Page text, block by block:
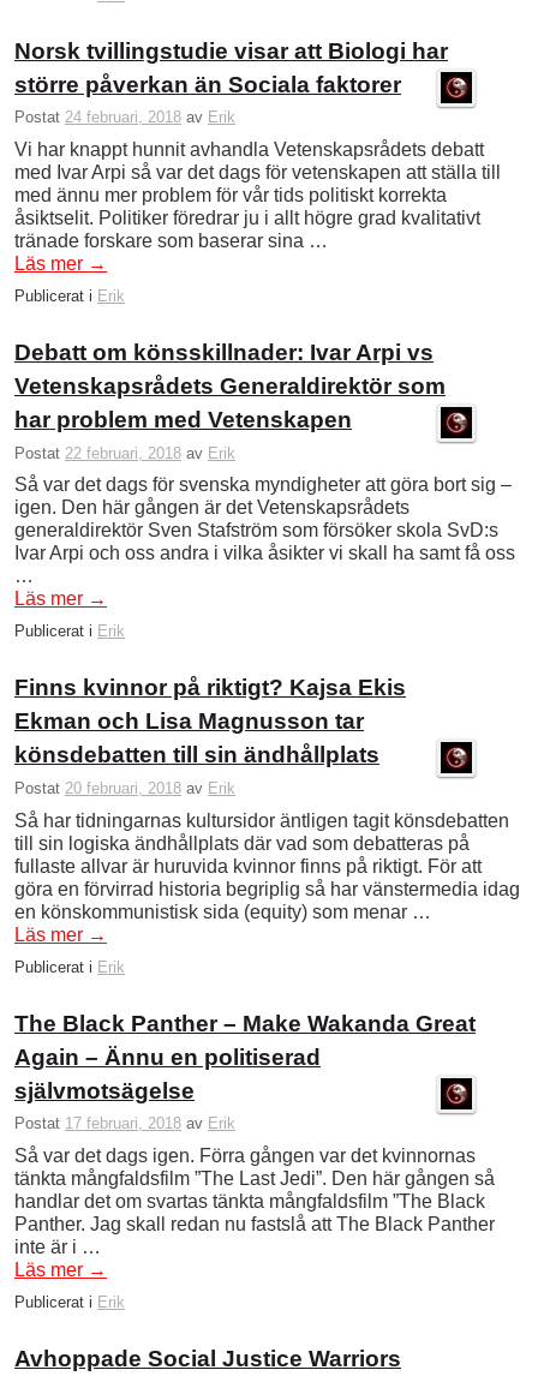
Norsk tvillingstudie visar att Biologi har
större påverkan än Sociala faktorer
Postat 24 februari, 2018 av Erik
Vi har knappt hunnit avhandla Vetenskapsrådets debatt
med Ivar Arpi så var det dags för vetenskapen att ställa till
med ännu mer problem för vår tids politiskt korrekta
åsiktselit. Politiker föredrar ju i allt högre grad kvalitativt
tränade forskare som baserar sina …
Läs mer →
Publicerat i Erik
Debatt om könsskillnader: Ivar Arpi vs
Vetenskapsrådets Generaldirektör som
har problem med Vetenskapen
Postat 22 februari, 2018 av Erik
Så var det dags för svenska myndigheter att göra bort sig –
igen. Den här gången är det Vetenskapsrådets
generaldirektör Sven Stafström som försöker skola SvD:s
Ivar Arpi och oss andra i vilka åsikter vi skall ha samt få oss
…
Läs mer →
Publicerat i Erik
Finns kvinnor på riktigt? Kajsa Ekis
Ekman och Lisa Magnusson tar
könsdebatten till sin ändhållplats
Postat 20 februari, 2018 av Erik
Så har tidningarnas kultursidor äntligen tagit könsdebatten
till sin logiska ändhållplats där vad som debatteras på
fullaste allvar är huruvida kvinnor finns på riktigt. För att
göra en förvirrad historia begriplig så har vänstermedia idag
en könskommunistisk sida (equity) som menar …
Läs mer →
Publicerat i Erik
The Black Panther – Make Wakanda Great
Again – Ännu en politiserad
självmotsägelse
Postat 17 februari, 2018 av Erik
Så var det dags igen. Förra gången var det kvinnornas
tänkta mångfaldsfilm ”The Last Jedi”. Den här gången så
handlar det om svartas tänkta mångfaldsfilm ”The Black
Panther. Jag skall redan nu fastslå att The Black Panther
inte är i …
Läs mer →
Publicerat i Erik
Avhoppade Social Justice Warriors